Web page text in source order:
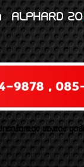
ALPHARD 20
รณ์ตกแต่ง ของแต่ง ชุด